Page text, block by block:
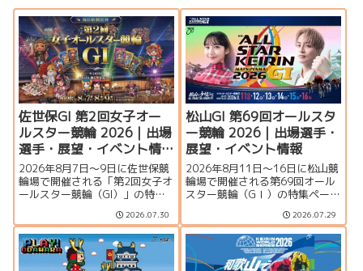
佐世保GI 第2回女子オー
ルスター競輪 2026｜出場
選手・展望・イベント情
報
2026年8月7日～9日に佐世保競
輪場で開催される「第2回女子オ
ールスター競輪（GI）」の特集
定選手、ガールズドリームレー
ス、シリーズ展望、佐世保競輪
場のバンク特徴、イベント情
報、アクセスを詳しく紹介しま
2026.07.30
松山GI 第69回オールスタ
ー競輪 2026｜出場選手・
展望・イベント情報
2026年8月11日～16日に松山競
輪場で開催される第69回オール
スター競輪（GⅠ）の特集ページ
レース、オリオン賞レース、シ
リーズ展望、松山競輪場のバン
ク特徴、イベント情報、アクセ
スを詳しく紹介します。
2026.07.29